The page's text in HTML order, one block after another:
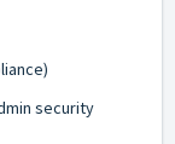
security